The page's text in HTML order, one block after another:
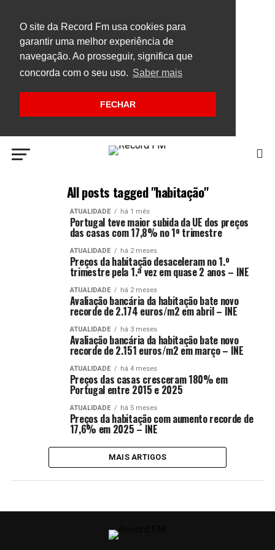
O site da Record Fm usa cookies para
garantir uma melhor experiência de
navegação. Ao prosseguir, significa que
concorda com o seu uso. Saber mais
FECHAR
All posts tagged "habitação"
ATUALIDADE há 1 mês
Portugal teve maior subida da UE dos preços
das casas com 17,8% no 1º trimestre
ATUALIDADE há 2 meses
Preços da habitação desaceleram no 1.º
trimestre pela 1.ª vez em quase 2 anos – INE
ATUALIDADE há 2 meses
Avaliação bancária da habitação bate novo
recorde de 2.174 euros/m2 em abril – INE
ATUALIDADE há 3 meses
Avaliação bancária da habitação bate novo
recorde de 2.151 euros/m2 em março – INE
ATUALIDADE há 4 meses
Preços das casas cresceram 180% em
Portugal entre 2015 e 2025
ATUALIDADE há 5 meses
Preços da habitação com aumento recorde de
17,6% em 2025 – INE
MAIS ARTIGOS